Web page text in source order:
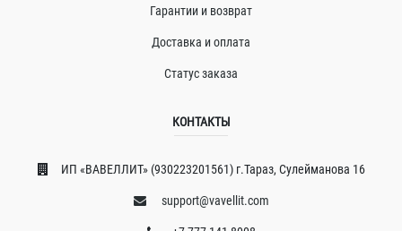
Гарантии и возврат
Доставка и оплата
Статус заказа
КОНТАКТЫ
ИП «ВAВЕЛЛИT» (930223201561) г.Тараз, Сулейманова 16
support@vavellit.com